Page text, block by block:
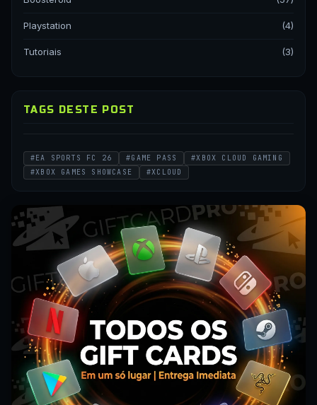
Playstation (4)
Tutoriais (3)
TAGS DESTE POST
#EA SPORTS FC 26 #GAME PASS
#XBOX CLOUD GAMING
#XBOX GAMES SHOWCASE
#XCLOUD